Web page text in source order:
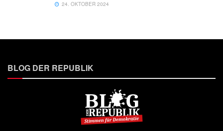
24. OKTOBER 2024
BLOG DER REPUBLIK